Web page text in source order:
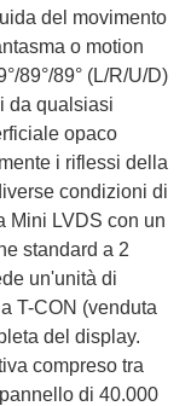
del movimento
o motion
89°/89° (L/R/U/D)
da qualsiasi
opaco
i riflessi della
condizioni di
Mini LVDS con un
standard a 2
un'unità di
T-CON (venduta
del display.
compreso tra
di 40.000